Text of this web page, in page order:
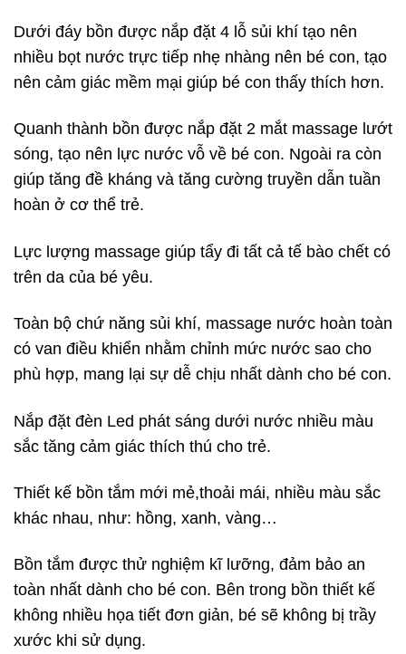
Dưới đáy bồn được nắp đặt 4 lỗ sủi khí tạo nên
nhiều bọt nước trực tiếp nhẹ nhàng nên bé con, tạo
nên cảm giác mềm mại giúp bé con thấy thích hơn.
Quanh thành bồn được nắp đặt 2 mắt massage lướt
sóng, tạo nên lực nước vỗ về bé con. Ngoài ra còn
giúp tăng đề kháng và tăng cường truyền dẫn tuần
hoàn ở cơ thể trẻ.
Lực lượng massage giúp tẩy đi tất cả tế bào chết có
trên da của bé yêu.
Toàn bộ chứ năng sủi khí, massage nước hoàn toàn
có van điều khiển nhằm chỉnh mức nước sao cho
phù hợp, mang lại sự dễ chịu nhất dành cho bé con.
Nắp đặt đèn Led phát sáng dưới nước nhiều màu
sắc tăng cảm giác thích thú cho trẻ.
Thiết kế bồn tắm mới mẻ,thoải mái, nhiều màu sắc
khác nhau, như: hồng, xanh, vàng…
Bồn tắm được thử nghiệm kĩ lưỡng, đảm bảo an
toàn nhất dành cho bé con. Bên trong bồn thiết kế
không nhiều họa tiết đơn giản, bé sẽ không bị trầy
xước khi sử dụng.